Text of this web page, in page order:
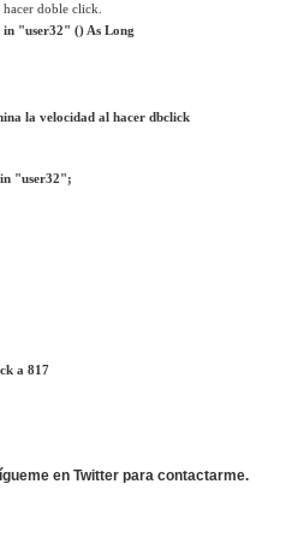
doble click.
"user32" () As Long
la velocidad al hacer dbclick
in "user32";
a 817
en Twitter para contactarme.